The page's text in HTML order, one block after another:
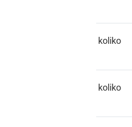
koliko
koliko